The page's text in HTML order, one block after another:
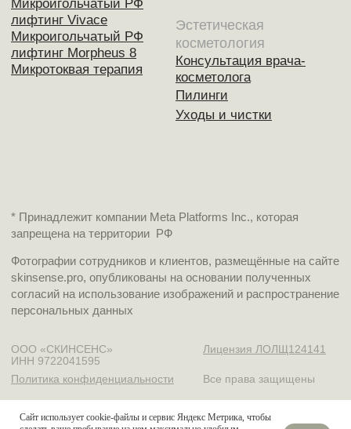
Сайт использует cookie-файлы и сервис Яндекс Метрика, чтобы